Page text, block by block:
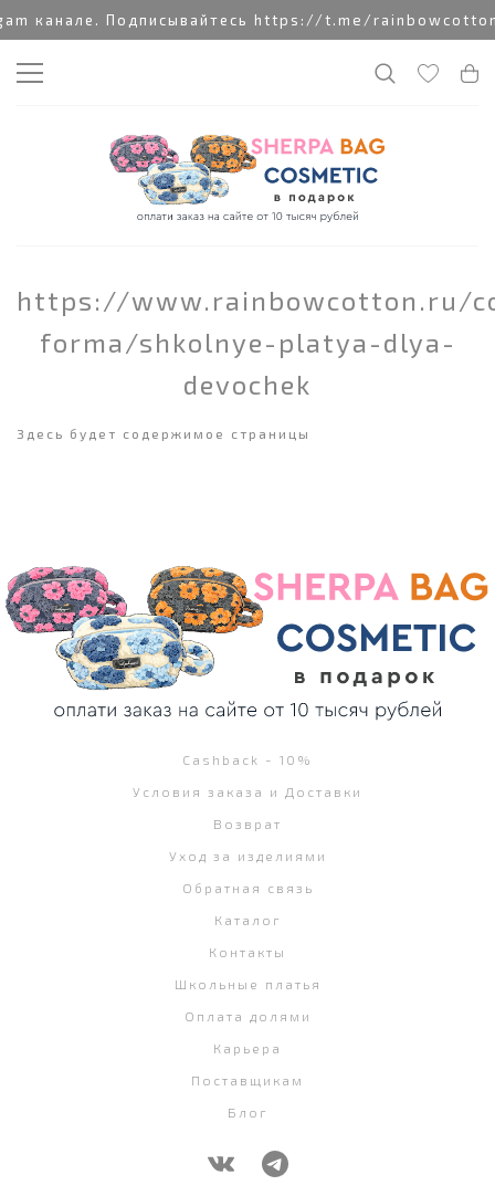
канале. Подписывайтесь https://t.me/
https://www.rainbowcotton.ru/
forma/shkolnye-platya-dlya-
devochek
Здесь будет содержимое страницы
Cashback - 10%
Условия заказа и Доставки
Возврат
Уход за изделиями
Обратная связь
Каталог
Контакты
Школьные платья
Оплата долями
Карьера
Поставщикам
Блог